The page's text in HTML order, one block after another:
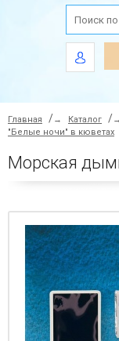
Главная → Каталог →
"Белые ночи" в кюветах
Морская